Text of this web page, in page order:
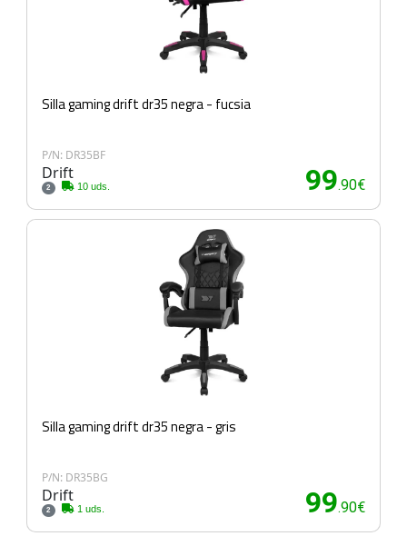
Silla gaming drift dr35 negra - fucsia
P/N: DR35BF
Drift
2 10 uds. 99.90€
Silla gaming drift dr35 negra - gris
P/N: DR35BG
Drift
2 1 uds. 99.90€